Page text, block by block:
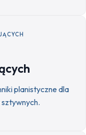
planistyczne dla